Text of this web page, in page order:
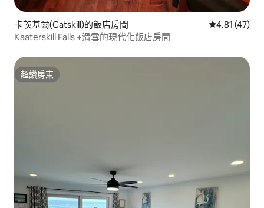
卡茨基爾(Catskill)的飯店房間 從 47 則評價
4.81 (47)
Kaaterskill Falls +滑雪的現代化飯店房間
超讚房東
超讚房東